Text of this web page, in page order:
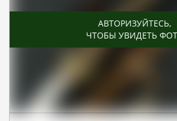
АВТОРИЗУЙТЕСЬ,
ЧТОБЫ УВИДЕТЬ